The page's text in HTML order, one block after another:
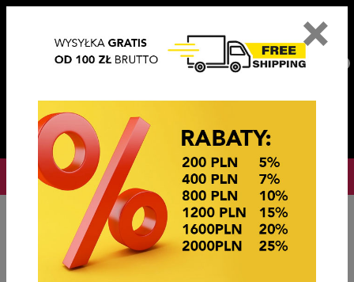
OKAZJE CENOWE! OKAZJE CENOWE!
Strona główna Biżuteria sztuczna Broszki
×